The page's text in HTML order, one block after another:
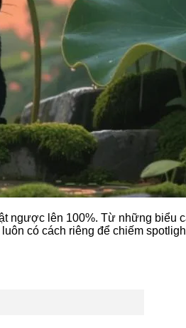
ngược lên 100%. Từ những biểu
có cách riêng để chiếm